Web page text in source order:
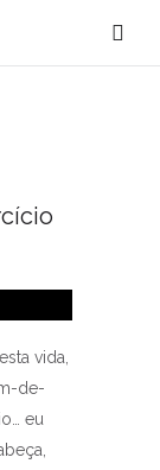
vida,
de-
eu